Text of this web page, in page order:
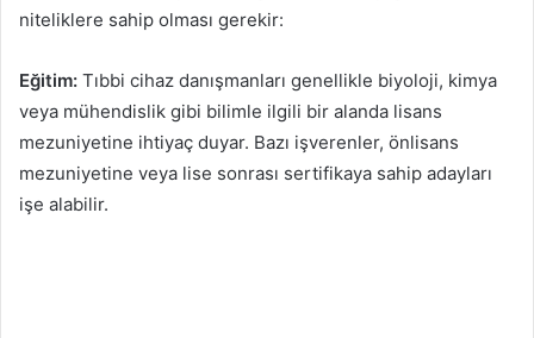
niteliklere sahip olması gerekir:
Eğitim: Tıbbi cihaz danışmanları genellikle biyoloji, kimya
veya mühendislik gibi bilimle ilgili bir alanda lisans
mezuniyetine ihtiyaç duyar. Bazı işverenler, önlisans
mezuniyetine veya lise sonrası sertifikaya sahip adayları
işe alabilir.